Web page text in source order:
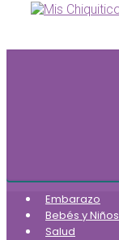
Embarazo
Bebés y Niños
Salud